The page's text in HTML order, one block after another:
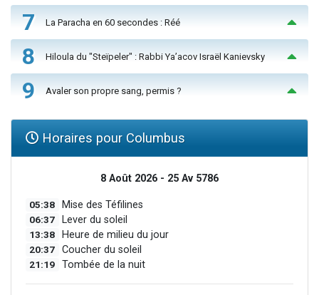
7 La Paracha en 60 secondes : Réé
8 Hiloula du "Steïpeler" : Rabbi Ya’acov Israël Kanievsky
9 Avaler son propre sang, permis ?
Horaires pour Columbus
8 Août 2026 - 25 Av 5786
05:38 Mise des Téfilines
06:37 Lever du soleil
13:38 Heure de milieu du jour
20:37 Coucher du soleil
21:19 Tombée de la nuit